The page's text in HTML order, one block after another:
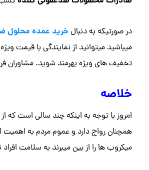
در صورتیکه به دنبال خرید عمده محلول
میباشید میتوانید از نمایندگی با قیمت
تخفیف های ویژه بهرمند شوید. مشاوران
خلاصه
امروز با توجه به اینکه چند سالی است که
همچنان رواج دارد و عموم مردم به اهمیت
میکروب ها را از بین میبرند به سلامت